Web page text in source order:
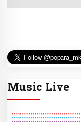
Music Live